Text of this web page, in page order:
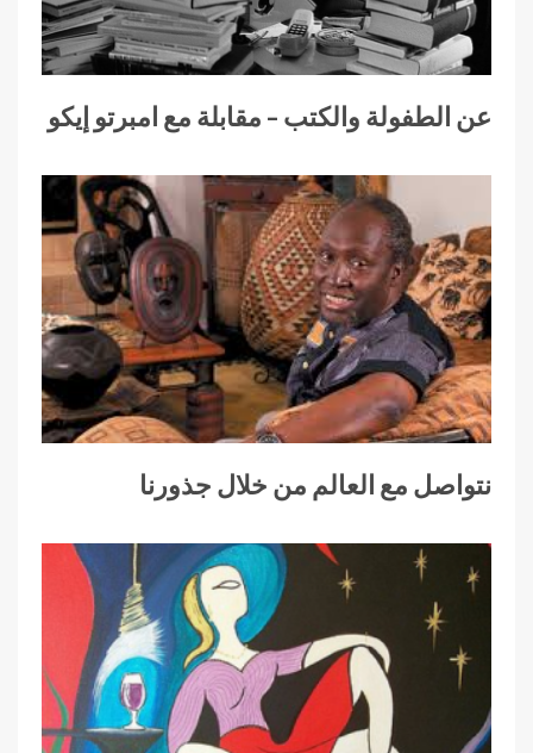
عن الطفولة والكتب – مقابلة مع امبرتو إيكو
نتواصل مع العالم من خلال جذورنا